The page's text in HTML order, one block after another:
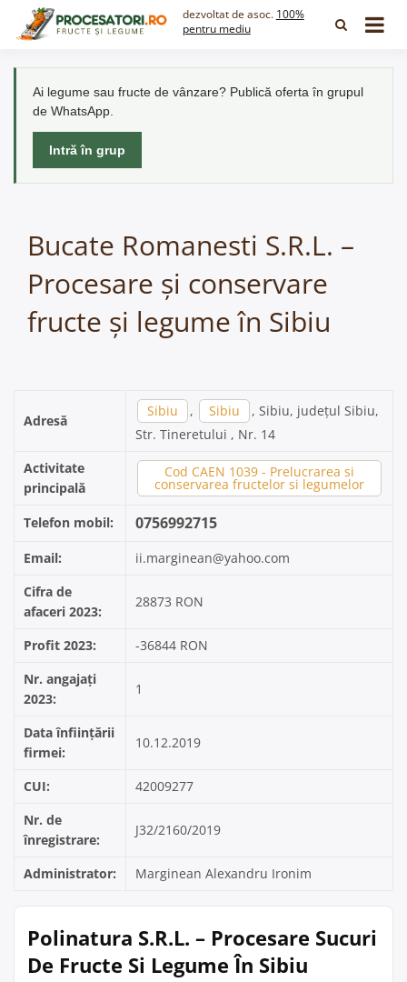
dezvoltat de asoc. 100%
pentru mediu
Ai legume sau fructe de vânzare? Publică oferta în grupul
de WhatsApp.
Intră în grup
Bucate Romanesti S.R.L. –
Procesare și conservare
fructe și legume în Sibiu
Adresă
Sibiu , Sibiu
, Sibiu, județul Sibiu,
Str. Tineretului , Nr. 14
Activitate
principală
Cod CAEN 1039 - Prelucrarea si
conservarea fructelor si legumelor
Telefon mobil: 0756992715
Email:
ii.marginean@yahoo.com
Cifra de
afaceri 2023:
28873 RON
Profit 2023:
-36844 RON
Nr. angajați
2023:
1
Data înființării
firmei:
10.12.2019
CUI:
42009277
Nr. de
înregistrare:
J32/2160/2019
Administrator: Marginean Alexandru Ironim
Polinatura S.R.L. – Procesare Sucuri
De Fructe Si Legume În Sibiu